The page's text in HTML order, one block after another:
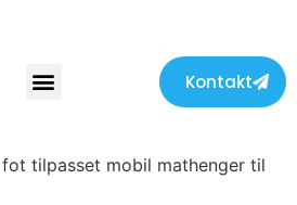
Kontakt
fot tilpasset mobil mathenger til